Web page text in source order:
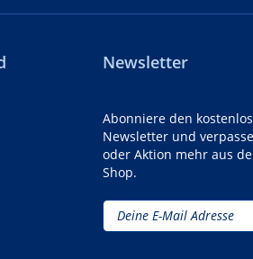
Newsletter
Abonniere den
Newsletter und
oder Aktion mehr aus
Shop.